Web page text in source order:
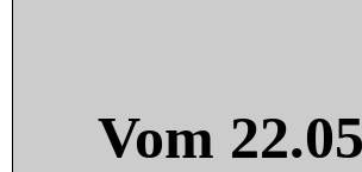
Vom